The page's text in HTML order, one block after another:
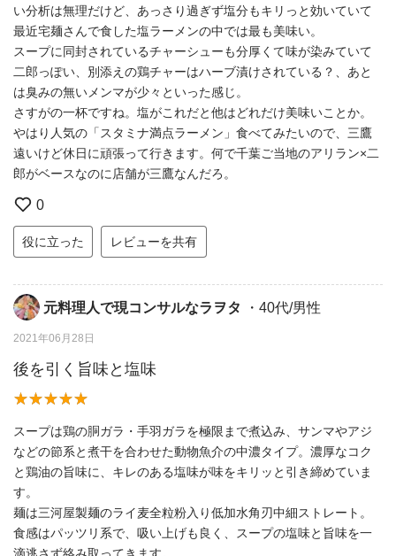
い分析は無理だけど、あっさり過ぎず塩分もキリっと効いていて
最近宅麺さんで食した塩ラーメンの中では最も美味い。
スープに同封されているチャーシューも分厚くて味が染みていて
二郎っぽい、別添えの鶏チャーはハーブ漬けされている？、あと
は臭みの無いメンマが少々といった感じ。
さすがの一杯ですね。塩がこれだと他はどれだけ美味いことか。
やはり人気の「スタミナ満点ラーメン」食べてみたいので、三鷹
遠いけど休日に頑張って行きます。何で千葉ご当地のアリラン×二
郎がベースなのに店舗が三鷹なんだろ。
0
役に立った レビューを共有
元料理人で現コンサルなラヲタ ・40代/男性
2021年06月28日
後を引く旨味と塩味
スープは鶏の胴ガラ・手羽ガラを極限まで煮込み、サンマやアジ
などの節系と煮干を合わせた動物魚介の中濃タイプ。濃厚なコク
と鶏油の旨味に、キレのある塩味が味をキリッと引き締めていま
す。
麺は三河屋製麺のライ麦全粒粉入り低加水角刃中細ストレート。
食感はパッツリ系で、吸い上げも良く、スープの塩味と旨味を一